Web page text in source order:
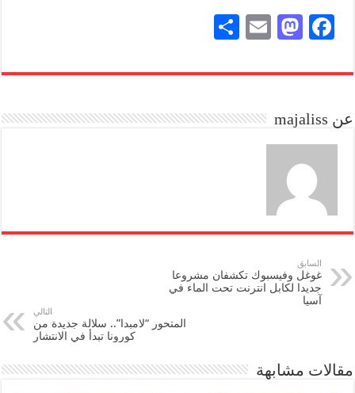
Fa
bo
M
to
n
E
ail
re
عن majaliss
السابق
غوغل وفيسبوك تكشفان مشروعا
جديدا لكابل انترنت تحت الماء في
آسيا
التالي
المتحور “لامبدا”.. سلالة جديدة من
كورونا تبدأ في الانتشار
مقالات مشابهة